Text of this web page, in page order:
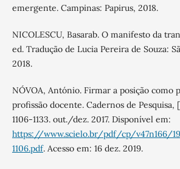
emergente. Campinas: Papirus, 2018.
NICOLESCU, Basarab. O manifesto da
ed. Tradução de Lucia Pereira de Souza:
2018.
NÓVOA, António. Firmar a posição como
profissão docente. Cadernos de Pesquisa,
1106-1133. out./dez. 2017. Disponível em:
https://www.scielo.br/pdf/cp/v47n166/
1106.pdf. Acesso em: 16 dez. 2019.